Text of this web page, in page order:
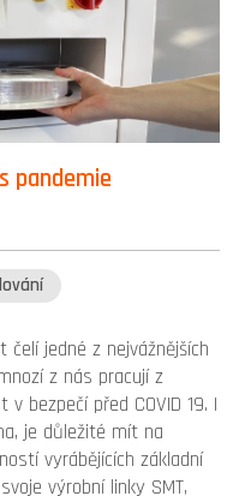
pandemie
jedné z nejvážnějších
z nás pracují z
bezpečí před COVID 19. I
je důležité mít na
vyrábějících základní
výrobní linky SMT,